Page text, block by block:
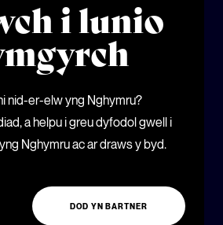
i lunio
nid-er-elw yng Nghymru?
a helpu i greu dyfodol gwell i
Nghymru ac ar draws y byd.
DOD YN BARTNER